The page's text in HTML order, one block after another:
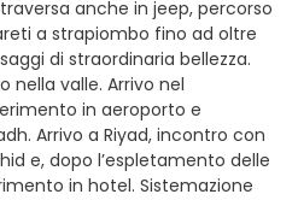
anche in jeep, percorso
a strapiombo fino ad oltre
di straordinaria bellezza.
nella valle. Arrivo nel
in aeroporto e
Arrivo a Riyad, incontro con
e, dopo l’espletamento delle
in hotel. Sistemazione